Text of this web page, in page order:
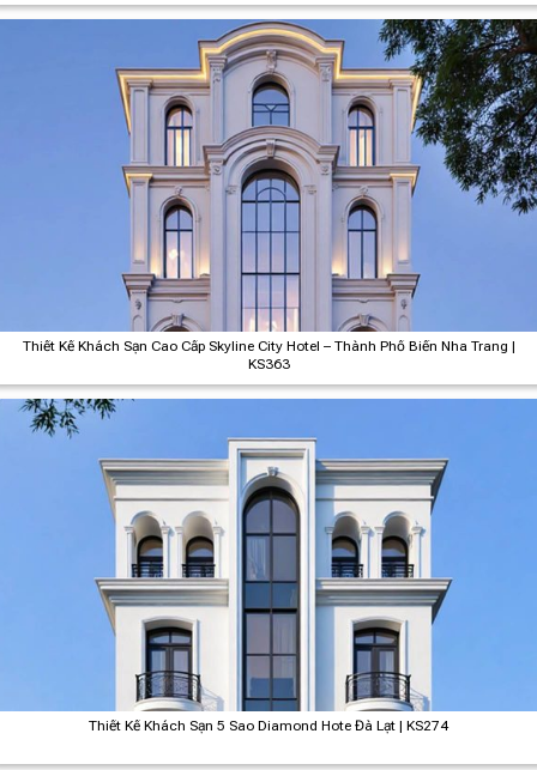
Thiết Kế Khách Sạn Cao Cấp Skyline City Hotel – Thành Phố Biển Nha Trang |
KS363
Thiết Kế Khách Sạn 5 Sao Diamond Hote Đà Lạt | KS274